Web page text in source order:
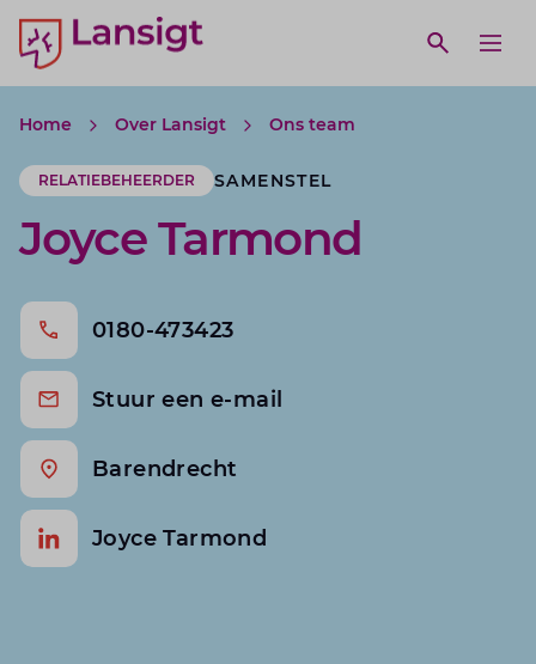
Lansigt Accountants logo
Open
search website
Home Over Lansigt Ons team
RELATIEBEHEERDER SAMENSTEL
Joyce Tarmond
0180-473423
Stuur een e-mail
Barendrecht
Joyce Tarmond